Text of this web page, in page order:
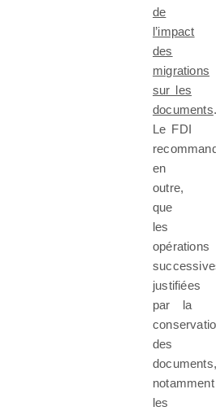
de
l’impact
des
migrations
sur les
documents
Le FDI
en
outre,
que
les
opérations
justifiées
par la
des
documents,
notamment
les